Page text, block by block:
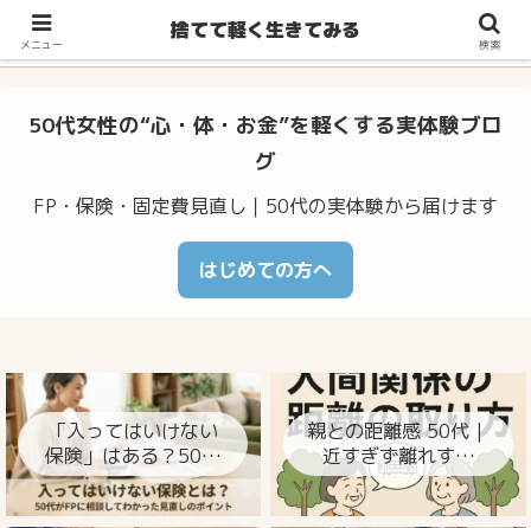
不安・体調のゆらぎ・お金の心配…50代からの暮らしをラクに整え
るヒント
50代女性の“心・体・お金”を軽くする実体験ブロ
グ
FP・保険・固定費見直し｜50代の実体験から届けます
はじめての方へ
「入ってはいけない
保険」はある？50代
がFPに相談してわか
った見直しのポイン
親との距離感 50代｜
近すぎず離れすぎ
ず、心が楽になる整
メニュー
捨てて軽く生きてみる
検索